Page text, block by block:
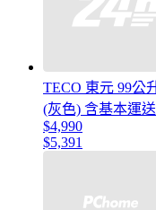
TECO 東元 99公
(灰色) 含基本運
$4,990
$5,391